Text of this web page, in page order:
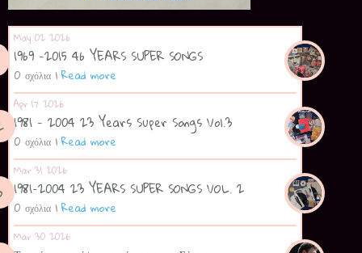
May 02 2026
1969 -2015 46 YEARS SUPER SONGS
0 σχόλια | Read more
Apr 17 2026
1981 - 2004 23 Years Super Songs Vol.3
0 σχόλια | Read more
Mar 31 2026
1981-2004 23 YEARS SUPER SONGS VOL. 2
0 σχόλια | Read more
Mar 30 2026